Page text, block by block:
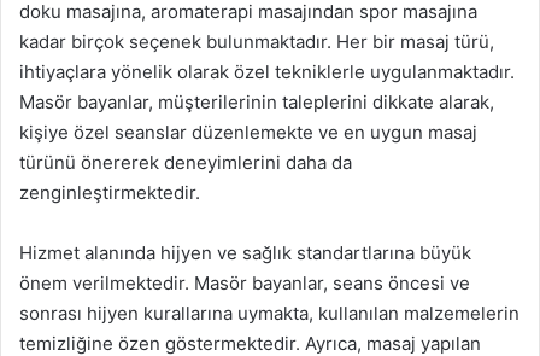
doku masajına, aromaterapi masajından spor masajına
kadar birçok seçenek bulunmaktadır. Her bir masaj türü,
ihtiyaçlara yönelik olarak özel tekniklerle uygulanmaktadır.
Masör bayanlar, müşterilerinin taleplerini dikkate alarak,
kişiye özel seanslar düzenlemekte ve en uygun masaj
türünü önererek deneyimlerini daha da
zenginleştirmektedir.
Hizmet alanında hijyen ve sağlık standartlarına büyük
önem verilmektedir. Masör bayanlar, seans öncesi ve
sonrası hijyen kurallarına uymakta, kullanılan malzemelerin
temizliğine özen göstermektedir. Ayrıca, masaj yapılan